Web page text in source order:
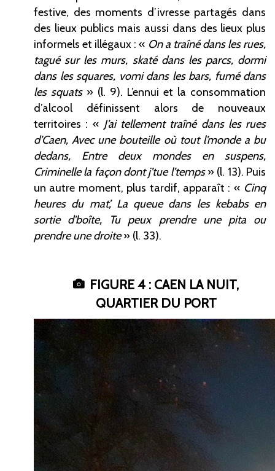
festive, des moments d’ivresse partagés dans
des lieux publics mais aussi dans des lieux plus
informels et illégaux : « On a traîné dans les rues,
tagué sur les murs, skaté dans les parcs, dormi
dans les squares, vomi dans les bars, fumé dans
les squats » (l. 9). L’ennui et la consommation
d’alcool définissent alors de nouveaux
territoires : « J’ai tellement traîné dans les rues
d’Caen, Avec une bouteille où tout l’monde a bu
dedans, Entre deux mondes en suspens,
Criminelle la façon dont j’tue l’temps » (l. 13). Puis
un autre moment, plus tardif, apparaît : « Cinq
heures du mat’, La queue dans les kebabs en
sortie d’boîte, Tu peux prendre une pita ou
prendre une droite » (l. 33).
FIGURE 4 : CAEN LA NUIT,
QUARTIER DU PORT